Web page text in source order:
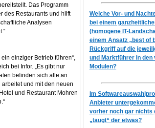
Das Programm
des Restaurants und hilft
Analysen
einziger Betrieb führen“,
bei Infor. „Es gibt nur
befinden sich alle an
und mit den neuen
und Restaurant Mohren
Welche Vor- und
bei einem
(homogene IT-
einem Ansatz „best of
Rückgriff auf die
und Marktführer in den
Modulen?
Im
Anbieter
vorher noch gar nichts
„taugt“ der etwas?